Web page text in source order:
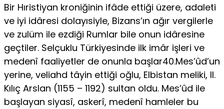
Bir Hıristiyan kroniğinin ifâde ettiği üzere, adaleti
ve iyi idâresi dolayısiyle, Bizans’ın ağır vergilerle
ve zulüm ile ezdiği Rumlar bile onun idâresine
geçtiler. Selçuklu Türkiyesinde ilk imâr işleri ve
medenî faaliyetler de onunla başlar40.Mes’ûd’un
yerine, veliahd tâyin ettiği oğlu, Elbistan meliki, II.
Kılıç Arslan (1155 – 1192) sultan oldu. Mes’ûd ile
başlayan siyasî, askerî, medenî hamleler bu